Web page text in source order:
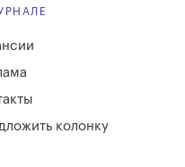
колонку